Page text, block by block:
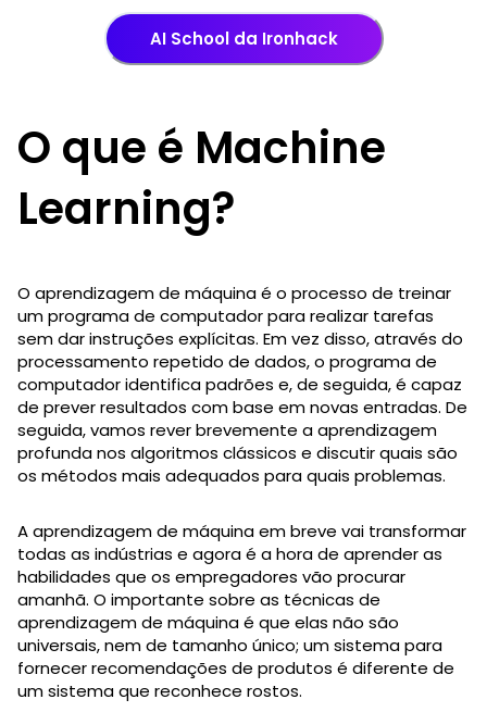
AI School da Ironhack
O que é Machine
Learning?
O aprendizagem de máquina é o processo de treinar
um programa de computador para realizar tarefas
sem dar instruções explícitas. Em vez disso, através do
processamento repetido de dados, o programa de
computador identifica padrões e, de seguida, é capaz
de prever resultados com base em novas entradas. De
seguida, vamos rever brevemente a aprendizagem
profunda nos algoritmos clássicos e discutir quais são
os métodos mais adequados para quais problemas.
A aprendizagem de máquina em breve vai transformar
todas as indústrias e agora é a hora de aprender as
habilidades que os empregadores vão procurar
amanhã. O importante sobre as técnicas de
aprendizagem de máquina é que elas não são
universais, nem de tamanho único; um sistema para
fornecer recomendações de produtos é diferente de
um sistema que reconhece rostos.